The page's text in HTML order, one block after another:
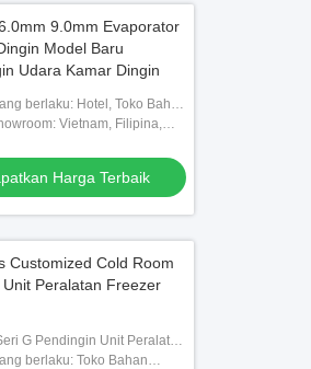
9.0mm Evaporator
Model Baru
Udara Kamar Dingin
berlaku: Hotel, Toko Bahan
Bengkel Mesin, Pabrik
Rumah, E
Vietnam, Filipina,
Tajikistan
Harga Terbaik
Customized Cold Room
Peralatan Freezer
G Pendingin Unit Peralatan
Ruangan Dingin
berlaku: Toko Bahan